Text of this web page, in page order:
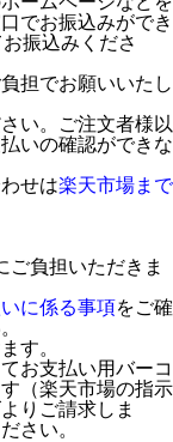
でお振込みができ
振込みくださ
担でお願いいたし
い。ご注文者様以
いの確認ができな
せは楽天市場まで
ご負担いただきま
に係る事項をご確
す。
お支払い用バーコ
（楽天市場の指示
りご請求しま
さい。